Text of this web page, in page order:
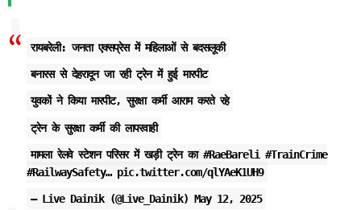
रायबरेली: जनता एक्सप्रेस में महिलाओं से बदसलूकी
बनारस से देहरादून जा रही ट्रेन में हुई मारपीट
युवकों ने किया मारपीट, सुरक्षा कर्मी आराम करते रहे
ट्रेन के सुरक्षा कर्मी की लापरवाही
मामला रेलवे स्टेशन परिसर में खड़ी ट्रेन का #RaeBareli #TrainCrime
#RailwaySafety… pic.twitter.com/qlYAeK1UH9
— Live Dainik (@Live_Dainik) May 12, 2025